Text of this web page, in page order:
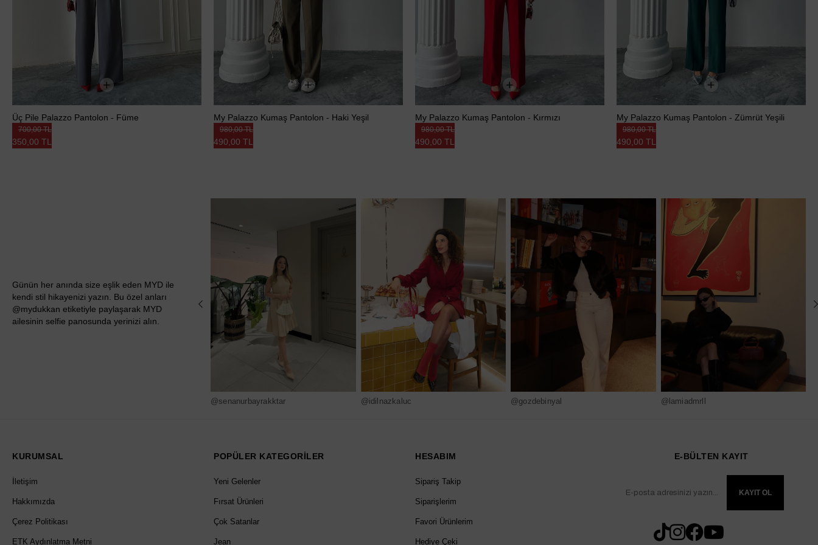
Üç Pile Palazzo Pantolon - Füme
350,00 TL
700,00 TL
My Palazzo Kumaş Pantolon - Haki Yeşil
490,00 TL
980,00 TL
My Palazzo Kumaş Pantolon - Kırmızı
490,00 TL
980,00 TL
My Palazzo Kumaş Pantolon - Zümrüt Yeşili
490,00 TL
980,00 TL
Günün her anında size eşlik eden MYD ile
kendi stil hikayenizi yazın. Bu özel anları
@mydukkan etiketiyle paylaşarak MYD
ailesinin selfie panosunda yerinizi alın.
@senanurbayrakktar @idilnazkaluc @gozdebinyal @lamiadmrll
KURUMSAL
İletişim
Hakkımızda
Çerez Politikası
ETK Aydınlatma Metni
POPÜLER KATEGORİLER
Yeni Gelenler
Fırsat Ürünleri
Çok Satanlar
Jean
HESABIM
Sipariş Takip
Siparişlerim
Favori Ürünlerim
Hediye Çeki
E-BÜLTEN KAYIT
KAYIT OL